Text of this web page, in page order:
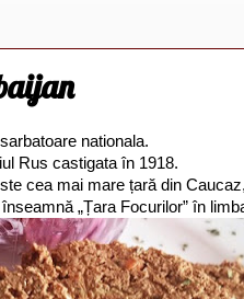
nationala.
Rus castigata în 1918.
cea mai mare țară din
„Țara Focurilor” în